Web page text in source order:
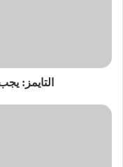
التايمز: